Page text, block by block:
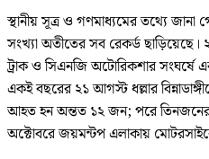
স্থানীয় সূত্র ও গণমাধ্যমের তথ্যে
সংখ্যা অতীতের সব রেকর্ড
ট্রাক ও সিএনজি অটোরিকশার সংঘর্ষে
একই বছরের ২১ আগস্ট ধল্লার
আহত হন অন্তত ১২ জন; পরে
অক্টোবরে জয়মন্টপ এলাকায়